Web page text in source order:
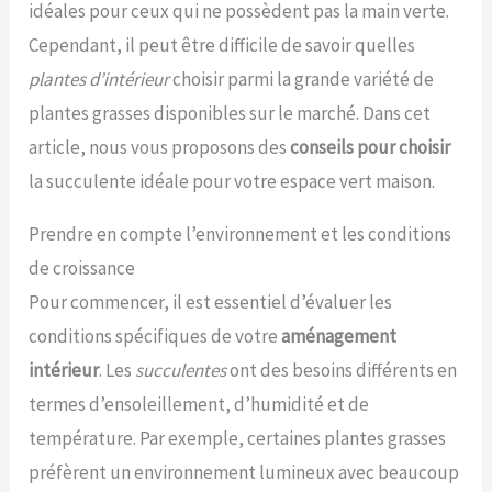
idéales pour ceux qui ne possèdent pas la main verte.
Cependant, il peut être difficile de savoir quelles
plantes d’intérieurchoisir parmi la grande variété de
plantes grasses disponibles sur le marché. Dans cet
article, nous vous proposons desconseils pour choisir
la succulente idéale pour votre espace vert maison.
Prendre en compte l’environnement et les conditions
de croissance
Pour commencer, il est essentiel d’évaluer les
conditions spécifiques de votreaménagement
intérieur. Les succulentesont des besoins différents en
termes d’ensoleillement, d’humidité et de
température. Par exemple, certaines plantes grasses
préfèrent un environnement lumineux avec beaucoup